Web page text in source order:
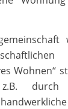
Wohnen“
durch